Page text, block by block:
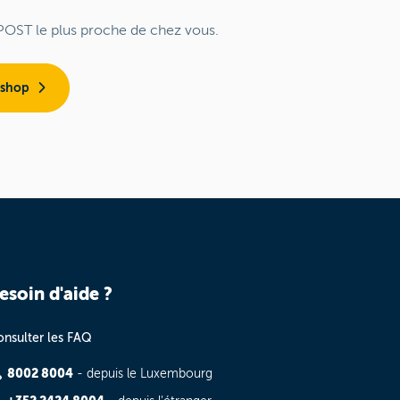
le plus proche de chez vous.
d'aide ?
les FAQ
8002 8004 - depuis le Luxembourg